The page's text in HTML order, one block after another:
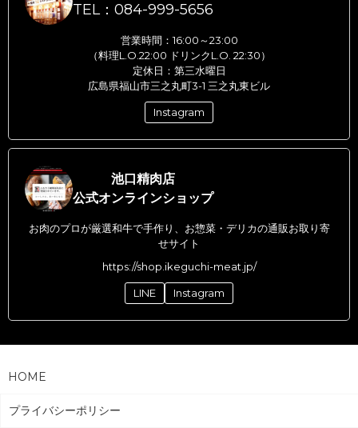
TEL：084-999-5656
営業時間：16:00～23:00
（料理L.O.22:00 ドリンクL.O. 22:30）
定休日：第三水曜日
広島県福山市三之丸町3-1 三之丸東ビル
Instagram
池口精肉店
公式オンラインショップ
お肉のプロが厳選和牛で手作り、お惣菜・デリカの通販お取り寄
せサイト
https://shop.ikeguchi-meat.jp/
LINE Instagram
HOME
プライバシーポリシー